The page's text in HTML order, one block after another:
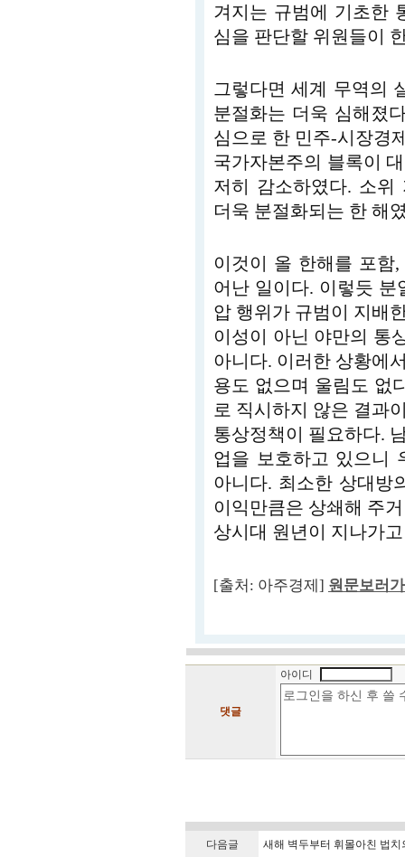
겨지는 규범에 기초한
심을 판단할 위원들이
그렇다면 세계 무역의
분절화는 더욱 심해졌
심으로 한 민주-시장경
국가자본주의 블록이
저히 감소하였다. 소위
더욱 분절화되는 한 해
이것이 올 한해를 포함
어난 일이다. 이렇듯
압 행위가 규범이 지배
이성이 아닌 야만의 통
아니다. 이러한 상황에
용도 없으며 울림도 없
로 직시하지 않은 결과
통상정책이 필요하다.
업을 보호하고 있으니
아니다. 최소한 상대방
이익만큼은 상쇄해 주
상시대 원년이 지나가
[출처: 아주경제] 원문보러
댓글
아이디
다음글 새해 벽두부터 휘몰아친 법치